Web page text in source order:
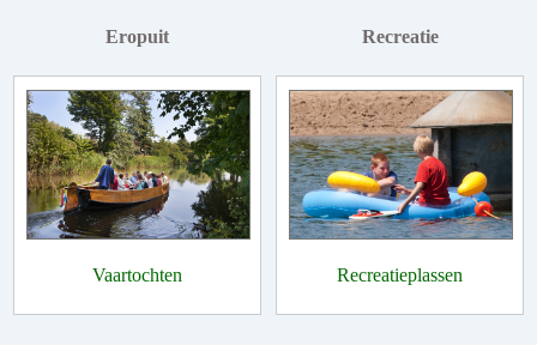
Eropuit
Vaartochten
Recreatie
Recreatieplassen